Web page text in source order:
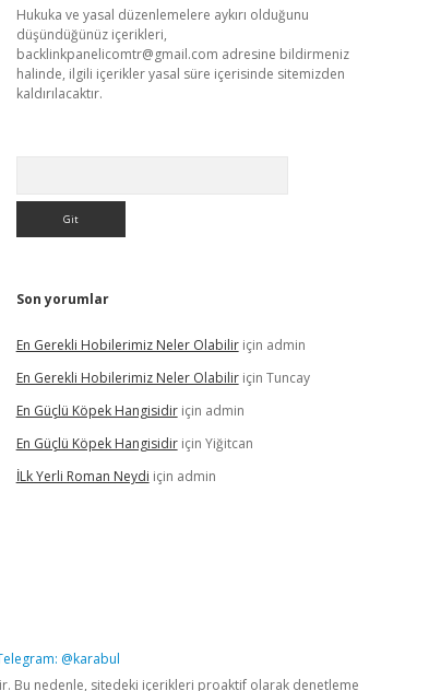
Hukuka ve yasal düzenlemelere aykırı olduğunu
düşündüğünüz içerikleri,
backlinkpanelicomtr@gmail.com adresine bildirmeniz
halinde, ilgili içerikler yasal süre içerisinde sitemizden
kaldırılacaktır.
Son yorumlar
En Gerekli Hobilerimiz Neler Olabiliriçin admin
En Gerekli Hobilerimiz Neler Olabiliriçin Tuncay
En Güçlü Köpek Hangisidiriçin admin
En Güçlü Köpek Hangisidiriçin Yiğitcan
İLk Yerli Roman Neydi için admin
@karabul
Bu nedenle, sitedeki içerikleri proaktif olarak denetleme